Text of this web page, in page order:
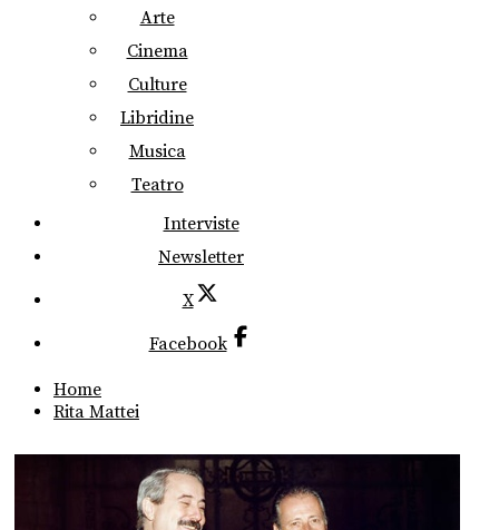
Arte
Cinema
Culture
Libridine
Musica
Teatro
Interviste
Newsletter
X
Facebook
Home
Rita Mattei